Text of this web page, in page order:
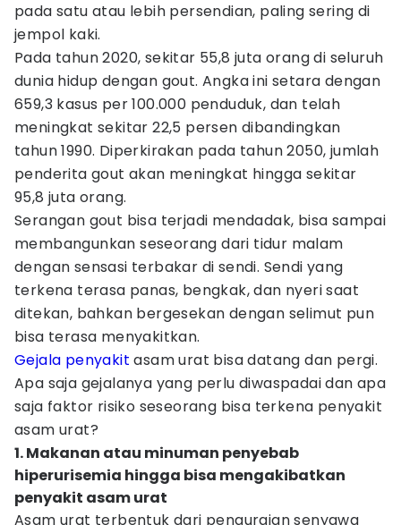
pada satu atau lebih persendian, paling sering di
jempol kaki.
Pada tahun 2020, sekitar 55,8 juta orang di seluruh
dunia hidup dengan gout. Angka ini setara dengan
659,3 kasus per 100.000 penduduk, dan telah
meningkat sekitar 22,5 persen dibandingkan
tahun 1990. Diperkirakan pada tahun 2050, jumlah
penderita gout akan meningkat hingga sekitar
95,8 juta orang.
Serangan gout bisa terjadi mendadak, bisa sampai
membangunkan seseorang dari tidur malam
dengan sensasi terbakar di sendi. Sendi yang
terkena terasa panas, bengkak, dan nyeri saat
ditekan, bahkan bergesekan dengan selimut pun
bisa terasa menyakitkan.
Gejala penyakit asam urat bisa datang dan pergi.
Apa saja gejalanya yang perlu diwaspadai dan apa
saja faktor risiko seseorang bisa terkena penyakit
asam urat?
1. Makanan atau minuman penyebab
hiperurisemia hingga bisa mengakibatkan
penyakit asam urat
Asam urat terbentuk dari penguraian senyawa